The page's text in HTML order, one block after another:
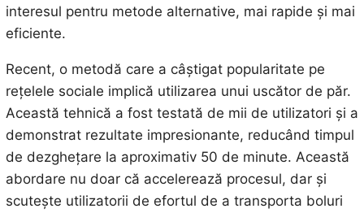
interesul pentru metode alternative, mai rapide și mai
eficiente.
Recent, o metodă care a câștigat popularitate pe
rețelele sociale implică utilizarea unui uscător de păr.
Această tehnică a fost testată de mii de utilizatori și a
demonstrat rezultate impresionante, reducând timpul
de dezghețare la aproximativ 50 de minute. Această
abordare nu doar că accelerează procesul, dar și
scutește utilizatorii de efortul de a transporta boluri